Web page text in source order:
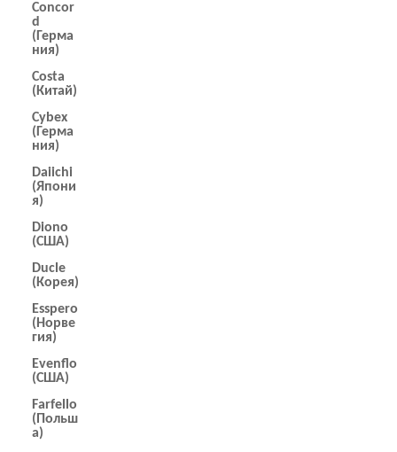
Concor
d
(Герма
ния)
Costa
(Китай)
Cybex
(Герма
ния)
Daiichi
(Япони
я)
Diono
(США)
Ducle
(Корея)
Esspero
(Норве
гия)
Evenflo
(США)
Farfello
(Польш
а)